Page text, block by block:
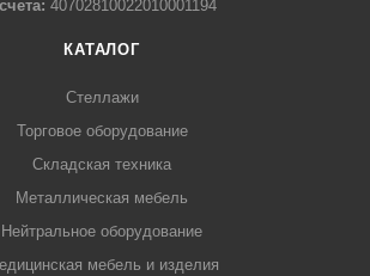
40702810022010001194
КАТАЛОГ
Стеллажи
Торговое оборудование
Складская техника
Металлическая мебель
Нейтральное оборудование
мебель и изделия